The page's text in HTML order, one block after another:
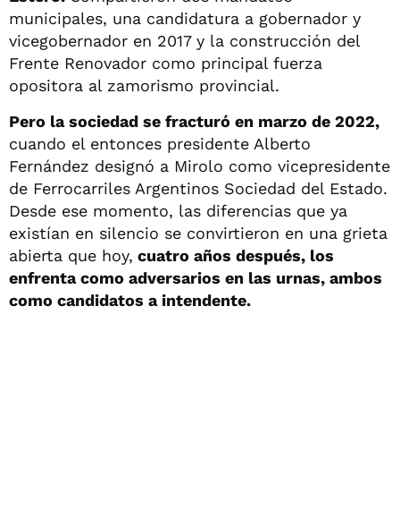
municipales, una candidatura a gobernador y
vicegobernador en 2017 y la construcción del
Frente Renovador como principal fuerza
opositora al zamorismo provincial.
Pero la sociedad se fracturó en marzo de 2022,
cuando el entonces presidente Alberto
Fernández designó a Mirolo como vicepresidente
de Ferrocarriles Argentinos Sociedad del Estado.
Desde ese momento, las diferencias que ya
existían en silencio se convirtieron en una grieta
abierta que hoy, cuatro años después, los
enfrenta como adversarios en las urnas, ambos
como candidatos a intendente.